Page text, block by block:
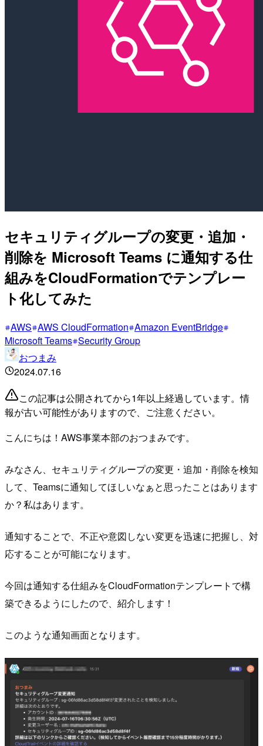
セキュリティグループの変更・追加・
削除を Microsoft Teams に通知する仕
組みをCloudFormationでテンプレー
ト化してみた
AWS AWS CloudFormation Amazon EventBridge
Microsoft Teams Security Group
おつまみ
2024.07.16
この記事は公開されてから1年以上経過しています。情
報が古い可能性がありますので、ご注意ください。
こんにちは！AWS事業本部のおつまみです。
みなさん、セキュリティグループの変更・追加・削除を検知
して、Teamsに通知してほしいなぁと思ったことはあります
か？私はあります。
通知することで、不正や意図しない変更を迅速に把握し、対
応することが可能になります。
今回は通知する仕組みをCloudFormationテンプレートで構
築できるようにしたので、紹介します！
このような通知画面となります。